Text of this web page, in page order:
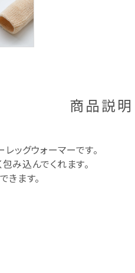
商品説明
ッグウォーマーです。
み込んでくれます。
きます。